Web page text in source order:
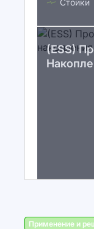
Стойки
(ESS)
Применение и